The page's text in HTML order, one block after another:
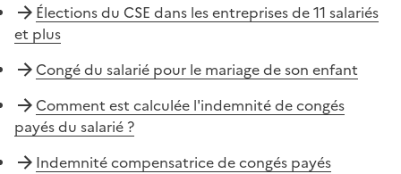
Élections du CSE dans les entreprises de 11 salariés
et plus
Congé du salarié pour le mariage de son enfant
Comment est calculée l'indemnité de congés
payés du salarié ?
Indemnité compensatrice de congés payés